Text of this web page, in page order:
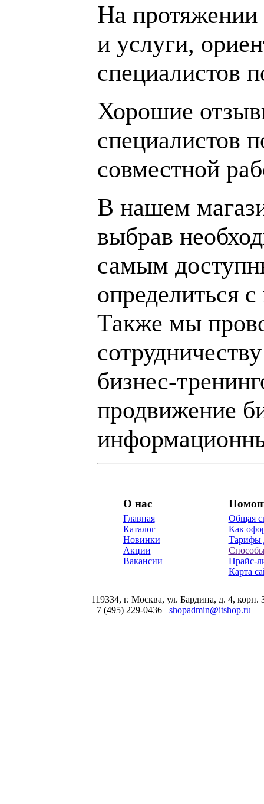
На протяжении
и услуги,
специалистов
Хорошие
специалистов
совместной
В нашем
выбрав
самым
определиться
Также мы
бизнес-
продвижение
О нас
Главная
Каталог
Новинки
Акции
Вакансии
Общая
Как
Тарифы
Прайс-
Карта
119334, г. Москва, ул. Бардина, д. 4, корп.
+7 (495) 229-0436 shopadmin@itshop.ru